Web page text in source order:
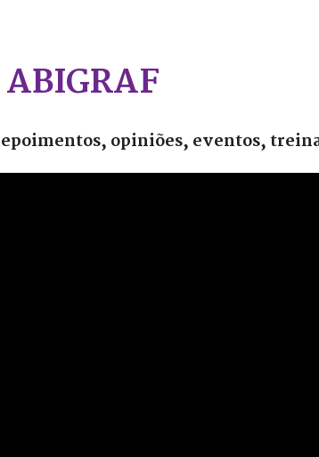
opiniões, eventos,